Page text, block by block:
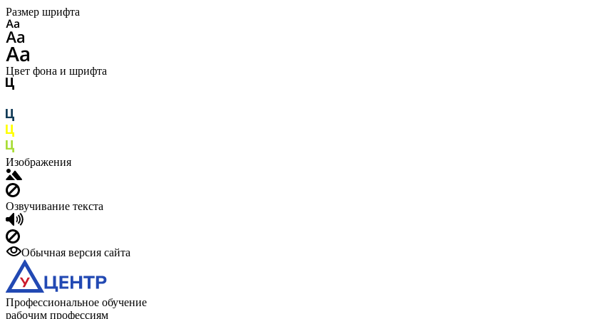
Размер шрифта
Цвет фона и шрифта
Изображения
Озвучивание текста
Обычная версия сайта
Профессиональное обучение
рабочим профессиям